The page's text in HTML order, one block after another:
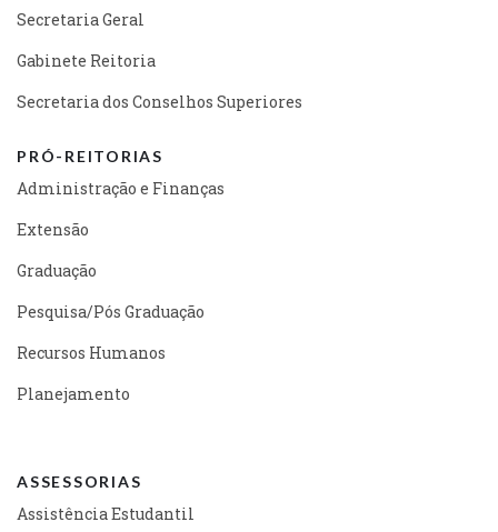
Secretaria Geral
Gabinete Reitoria
Secretaria dos Conselhos Superiores
PRÓ-REITORIAS
Administração e Finanças
Extensão
Graduação
Pesquisa/Pós Graduação
Recursos Humanos
Planejamento
ASSESSORIAS
Assistência Estudantil